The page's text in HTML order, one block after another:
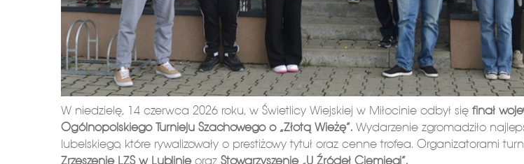
W niedzielę, 14 czerwca 2026 roku, w Świetlicy Wiejskiej w Miłocinie odbył się finał
Ogólnopolskiego Turnieju Szachowego o „Złotą Wieżę”. Wydarzenie zgromadziło
lubelskiego, które rywalizowały o prestiżowy tytuł oraz cenne trofea. Organizatorami